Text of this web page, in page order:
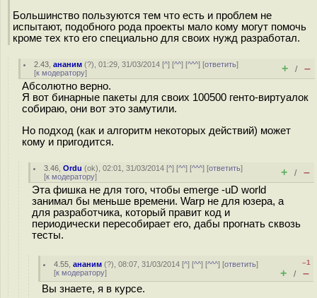
Большинство пользуются тем что есть и проблем не
испытают, подобного рода проекты мало кому могут помочь
кроме тех кто его специально для своих нужд разработал.
2.43 ,ананим (?), 01:29, 31/03/2014 [^] [^^] [^^^] [ответить]
[к модератору] + / –
Абсолютно верно.
Я вот бинарные пакеты для своих 100500 генто-виртуалок
собираю, они вот это замутили.
Но подход (как и алгоритм некоторых действий) может
кому и пригодится.
3.46 ,Ordu (ok), 02:01, 31/03/2014 [^] [^^] [^^^] [ответить]
[к модератору] + / –
Эта фишка не для того, чтобы emerge -uD world
занимал бы меньше времени. Warp не для юзера, а
для разработчика, который правит код и
периодически пересобирает его, дабы прогнать сквозь
тесты.
4.55 ,ананим (?), 08:07, 31/03/2014 [^] [^^] [^^^] [ответить]
[к модератору]
–1
+ / –
Вы знаете, я в курсе.